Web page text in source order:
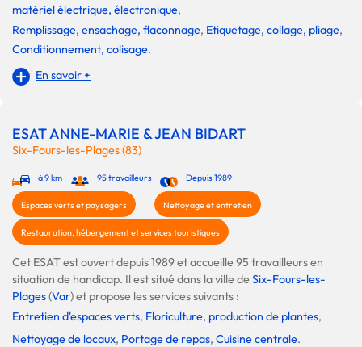
matériel électrique, électronique,
Remplissage, ensachage, flaconnage, Etiquetage, collage, pliage,
Conditionnement, colisage.
En savoir +
ESAT ANNE-MARIE & JEAN BIDART
Six-Fours-les-Plages (83)
à 9 km 95 travailleurs Depuis 1989
Espaces verts et paysagers Nettoyage et entretien
Restauration, hébergement et services touristiques
Cet ESAT est ouvert depuis 1989 et accueille 95 travailleurs en
situation de handicap. Il est situé dans la ville deSix-Fours-les-
Plages(Var) et propose les services suivants :
Entretien d'espaces verts, Floriculture, production de plantes,
Nettoyage de locaux, Portage de repas, Cuisine centrale.